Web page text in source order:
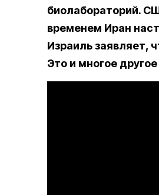
биолабораторий.
временем Иран
Израиль заявляет,
Это и многое